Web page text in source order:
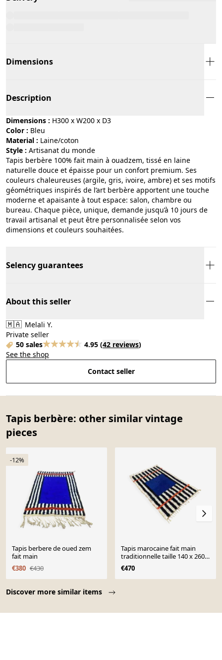
Dimensions
Description
Dimensions : H300 x W200 x D3
Color :
bleu
Material :
laine/coton
Style :
artisanat du monde
Tapis berbère 100% fait main à ouadzem, tissé en laine
naturelle douce et épaisse pour un confort premium. Ses
couleurs chaleureuses (argile, gris, ivoire, ambre) et ses motifs
géométriques inspirés de l’art berbère apportent une touche
moderne et apaisante à tout espace: salon, chambre ou
bureau. Chaque pièce, unique, demande jusqu’à 10 jours de
travail artisanal et peut être personnalisée selon vos
dimensions et couleurs souhaitées.
Selency guarantees
About this seller
🇲🇦 Melali Y.
Private seller
50 sales
4.95 (42 reviews)
See the shop
Contact seller
Tapis berbère: other similar vintage
pieces
Discover more similar items
-12%
Tapis berbere de oued zem
fait main
€380 €430
Tapis marocaine fait main
traditionnelle taille 140 x 260
cm
€470